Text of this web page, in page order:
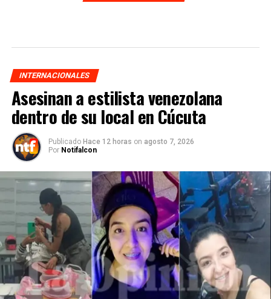
INTERNACIONALES
Asesinan a estilista venezolana
dentro de su local en Cúcuta
Publicado Hace 12 horas on agosto 7, 2026
Por Notifalcon